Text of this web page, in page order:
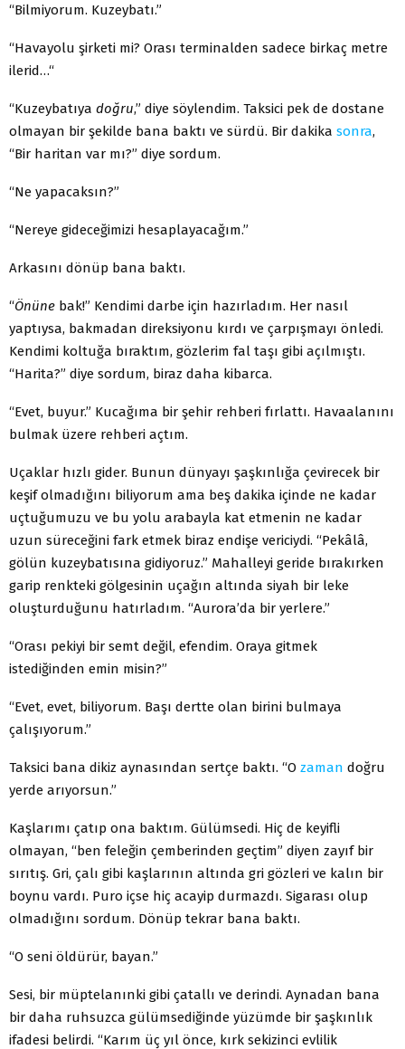
“Bilmiyorum. Kuzeybatı.”
“Havayolu şirketi mi? Orası terminalden sadece birkaç metre
ilerid…“
“Kuzeybatıya doğru,” diye söylendim. Taksici pek de dostane
olmayan bir şekilde bana baktı ve sürdü. Bir dakika sonra,
“Bir haritan var mı?” diye sordum.
“Ne yapacaksın?”
“Nereye gideceğimizi hesaplayacağım.”
Arkasını dönüp bana baktı.
“Önüne bak!” Kendimi darbe için hazırladım. Her nasıl
yaptıysa, bakmadan direksiyonu kırdı ve çarpışmayı önledi.
Kendimi koltuğa bıraktım, gözlerim fal taşı gibi açılmıştı.
“Harita?” diye sordum, biraz daha kibarca.
“Evet, buyur.” Kucağıma bir şehir rehberi fırlattı. Havaalanını
bulmak üzere rehberi açtım.
Uçaklar hızlı gider. Bunun dünyayı şaşkınlığa çevirecek bir
keşif olmadığını biliyorum ama beş dakika içinde ne kadar
uçtuğumuzu ve bu yolu arabayla kat etmenin ne kadar
uzun süreceğini fark etmek biraz endişe vericiydi. “Pekâlâ,
gölün kuzeybatısına gidiyoruz.” Mahalleyi geride bırakırken
garip renkteki gölgesinin uçağın altında siyah bir leke
oluşturduğunu hatırladım. “Aurora’da bir yerlere.”
“Orası pekiyi bir semt değil, efendim. Oraya gitmek
istediğinden emin misin?”
“Evet, evet, biliyorum. Başı dertte olan birini bulmaya
çalışıyorum.”
Taksici bana dikiz aynasından sertçe baktı. “O zaman doğru
yerde arıyorsun.”
Kaşlarımı çatıp ona baktım. Gülümsedi. Hiç de keyifli
olmayan, “ben feleğin çemberinden geçtim” diyen zayıf bir
sırıtış. Gri, çalı gibi kaşlarının altında gri gözleri ve kalın bir
boynu vardı. Puro içse hiç acayip durmazdı. Sigarası olup
olmadığını sordum. Dönüp tekrar bana baktı.
“O seni öldürür, bayan.”
Sesi, bir müptelanınki gibi çatallı ve derindi. Aynadan bana
bir daha ruhsuzca gülümsediğinde yüzümde bir şaşkınlık
ifadesi belirdi. “Karım üç yıl önce, kırk sekizinci evlilik